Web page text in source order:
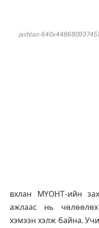
javhlan-
вхлан МҮОНТ-ийн
ажлаас нь
хэмээн хэлж байна.